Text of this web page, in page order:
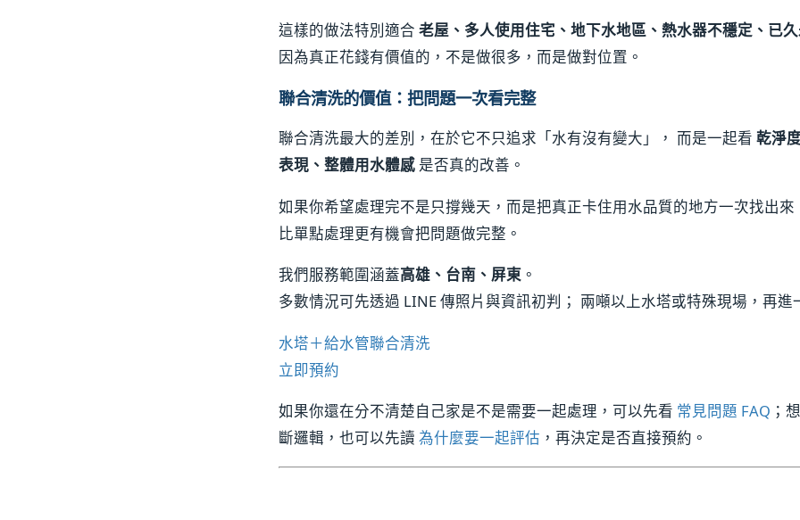
這樣的做法特別適合 老屋、多人使用住宅、地下水地區、熱水器不穩定、已
因為真正花錢有價值的，不是做很多，而是做對位置。
聯合清洗的價值：把問題一次看完整
聯合清洗最大的差別，在於它不只追求「水有沒有變大」， 而是一起看 乾淨
表現、整體用水體感 是否真的改善。
如果你希望處理完不是只撐幾天，而是把真正卡住用水品質的地方一次找出
比單點處理更有機會把問題做完整。
我們服務範圍涵蓋高雄、台南、屏東 。
多數情況可先透過 LINE 傳照片與資訊初判； 兩噸以上水塔或特殊現場，再進
水塔＋給水管聯合清洗
立即預約
如果你還在分不清楚自己家是不是需要一起處理，可以先看 常見問題 FAQ ；
斷邏輯，也可以先讀 為什麼要一起評估 ，再決定是否直接預約。